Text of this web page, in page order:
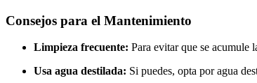
Consejos para el Mantenimiento
Limpieza frecuente: Para evitar que se acumule
Usa agua destilada: Si puedes, opta por agua